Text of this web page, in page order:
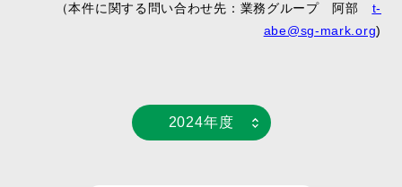
（本件に関する問い合わせ先：業務グループ 阿部 t-
abe@sg-mark.org)
2024年度